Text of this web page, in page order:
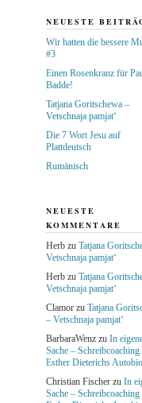
NEUESTE
Wir hatten die bessere
#3
Einen Rosenkranz für
Badde!
Tatjana Goritschewa –
Vetschnaja pamjat‘
Die 7 Wort Jesu auf
Plattdeutsch
Rumänisch
NEUESTE
KOMMENTARE
Herbzu Tatjana
Vetschnaja pamjat‘
Herbzu Tatjana
Vetschnaja pamjat‘
Clamorzu Tatjana
– Vetschnaja pamjat‘
BarbaraWenzzu In
Sache –
Esther Dieterichs
Christian Fischerzu In
Sache –